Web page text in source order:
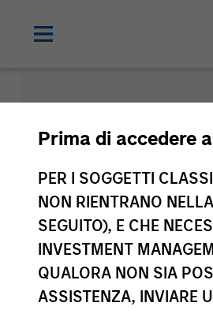
Prima di accedere
PER I SOGGETTI
NON RIENTRANO
SEGUITO), E CHE
INVESTMENT
QUALORA NON SIA
ASSISTENZA, INVIARE